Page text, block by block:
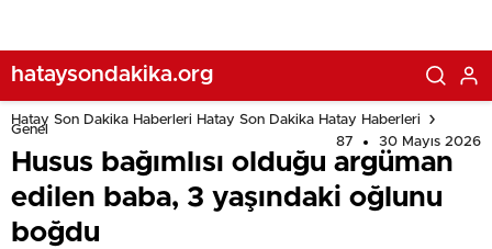
hataysondakika.org
Hatay Son Dakika Haberleri Hatay Son Dakika Hatay Haberleri
Genel
87
30 Mayıs 2026
Husus bağımlısı olduğu argüman
edilen baba, 3 yaşındaki oğlunu
boğdu